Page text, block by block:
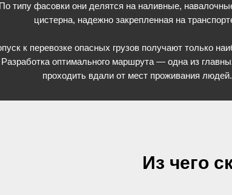
По типу фасовки они делятся на наливные,
цистерна, надежно закрепленная на
к перевозке опасных грузов получают только
Разработка оптимального маршрута — одна из
проходить вдали от мест проживания
Из чего